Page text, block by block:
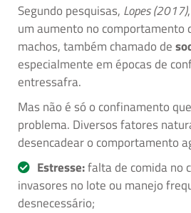
Segundo pesquisas, Lopes (2017)
um aumento no comportamento
machos, também chamado de
especialmente em épocas de
entressafra.
Mas não é só o confinamento
problema. Diversos fatores
desencadear o comportamento
Estresse:falta de comida no
invasores no lote ou manejo
desnecessário;